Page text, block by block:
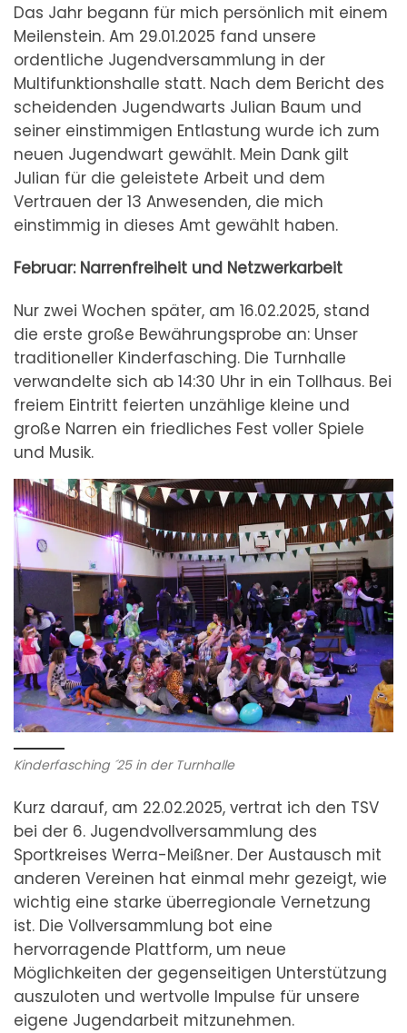
Das Jahr begann für mich persönlich mit einem
Meilenstein. Am 29.01.2025 fand unsere
ordentliche Jugendversammlung in der
Multifunktionshalle statt. Nach dem Bericht des
scheidenden Jugendwarts Julian Baum und
seiner einstimmigen Entlastung wurde ich zum
neuen Jugendwart gewählt. Mein Dank gilt
Julian für die geleistete Arbeit und dem
Vertrauen der 13 Anwesenden, die mich
einstimmig in dieses Amt gewählt haben.
Februar: Narrenfreiheit und Netzwerkarbeit
Nur zwei Wochen später, am 16.02.2025, stand
die erste große Bewährungsprobe an: Unser
traditioneller Kinderfasching. Die Turnhalle
verwandelte sich ab 14:30 Uhr in ein Tollhaus. Bei
freiem Eintritt feierten unzählige kleine und
große Narren ein friedliches Fest voller Spiele
und Musik.
Kinderfasching ´25 in der Turnhalle
Kurz darauf, am 22.02.2025, vertrat ich den TSV
bei der 6. Jugendvollversammlung des
Sportkreises Werra-Meißner. Der Austausch mit
anderen Vereinen hat einmal mehr gezeigt, wie
wichtig eine starke überregionale Vernetzung
ist. Die Vollversammlung bot eine
hervorragende Plattform, um neue
Möglichkeiten der gegenseitigen Unterstützung
auszuloten und wertvolle Impulse für unsere
eigene Jugendarbeit mitzunehmen.